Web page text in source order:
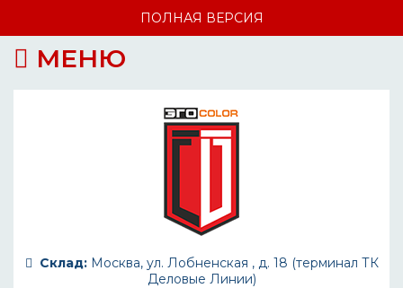
ПОЛНАЯ ВЕРСИЯ
МЕНЮ
Склад:Москва, ул. Лобненская , д. 18 (терминал ТК
Деловые Линии)